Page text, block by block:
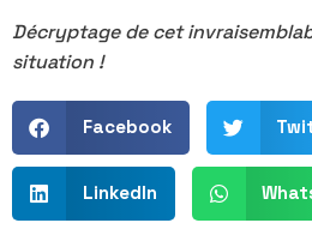
Décryptage de cet
situation !
Facebook
LinkedIn